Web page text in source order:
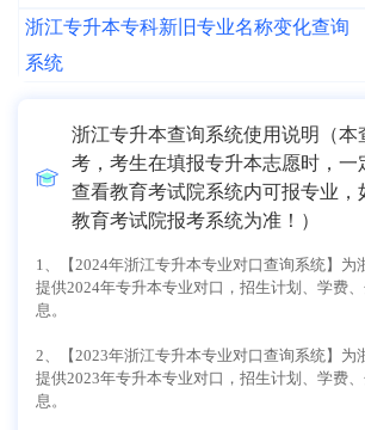
浙江专升本专科新旧专业名称变化查询
系统
浙江专升本查询系统使用说明（本
考，考生在填报专升本志愿时，一
查看教育考试院系统内可报专业，
教育考试院报考系统为准！）
1、【2024年浙江专升本专业对口查询系统】为
提供2024年专升本专业对口，招生计划、学费
息。
2、【2023年浙江专升本专业对口查询系统】为
提供2023年专升本专业对口，招生计划、学费
息。